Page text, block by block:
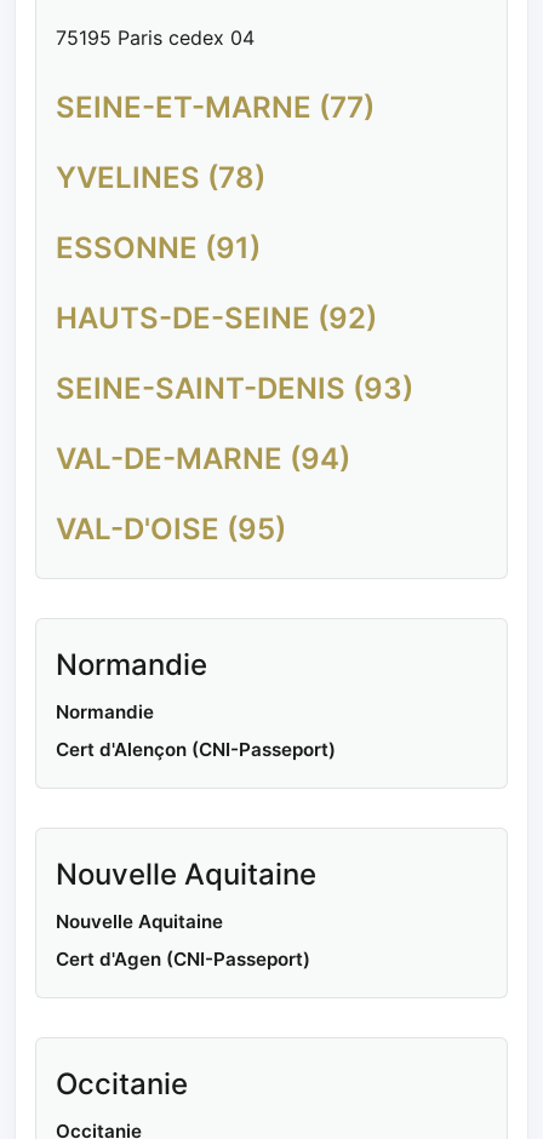
75195 Paris cedex 04
SEINE-ET-MARNE (77)
YVELINES (78)
ESSONNE (91)
HAUTS-DE-SEINE (92)
SEINE-SAINT-DENIS (93)
VAL-DE-MARNE (94)
VAL-D'OISE (95)
Normandie
Normandie
Cert d'Alençon (CNI-Passeport)
Nouvelle Aquitaine
Nouvelle Aquitaine
Cert d'Agen (CNI-Passeport)
Occitanie
Occitanie